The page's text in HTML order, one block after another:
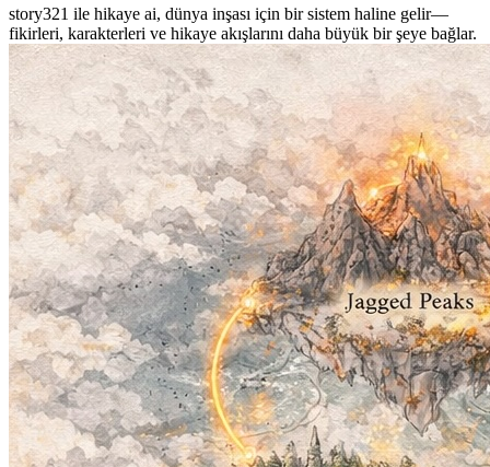
story321 ile hikaye ai, dünya inşası için bir sistem haline gelir—
fikirleri, karakterleri ve hikaye akışlarını daha büyük bir şeye bağlar.